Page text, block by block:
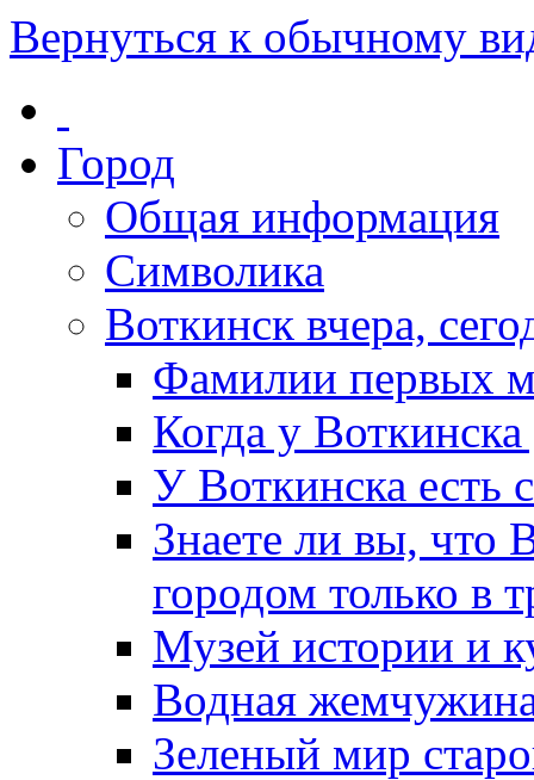
Вернуться к обычному
Город
Общая информация
Символика
Воткинск вчера,
Фамилии первых
Когда у
У Воткинска есть
Знаете ли вы, что
городом только в
Музей истории и
Водная
Зеленый мир